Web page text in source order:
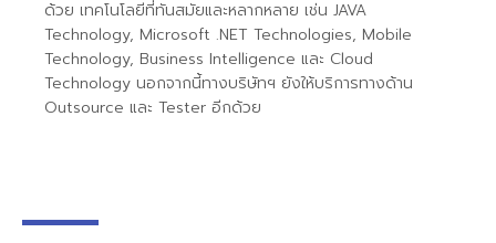
ด้วย เทคโนโลยีที่ทันสมัยและหลากหลาย เช่น JAVA
Technology, Microsoft .NET Technologies, Mobile
Technology, Business Intelligence และ Cloud
Technology นอกจากนี้ทางบริษัทฯ ยังให้บริการทางด้าน
Outsource และ Tester อีกด้วย